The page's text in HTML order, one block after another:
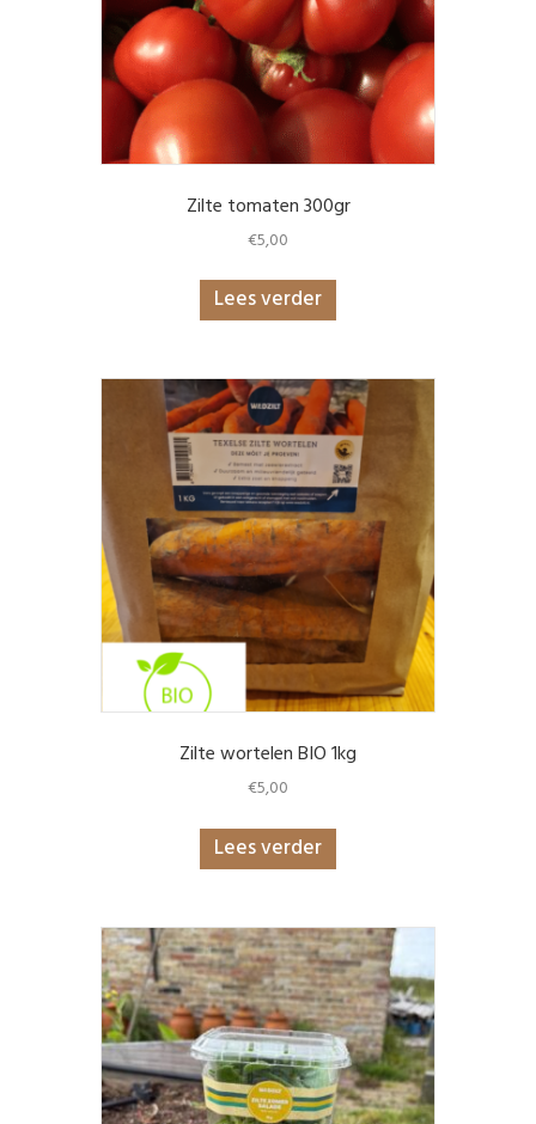
Zilte tomaten 300gr
€5,00
Lees verder
Zilte wortelen BIO 1kg
€5,00
Lees verder